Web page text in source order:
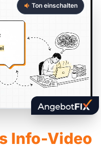
Ton einschalten
Info-Video